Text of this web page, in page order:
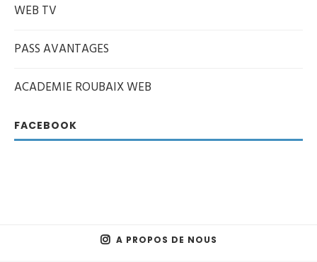
WEB TV
PASS AVANTAGES
ACADEMIE ROUBAIX WEB
FACEBOOK
A PROPOS DE NOUS